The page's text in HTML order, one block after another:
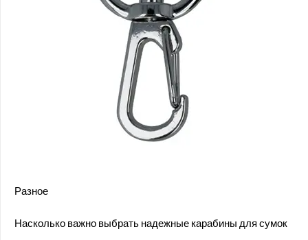
Разное
Насколько важно выбрать надежные карабины для сумок